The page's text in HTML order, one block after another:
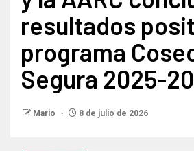
resultados
programa
Segura 2025-
Mario 8 de julio de 2026